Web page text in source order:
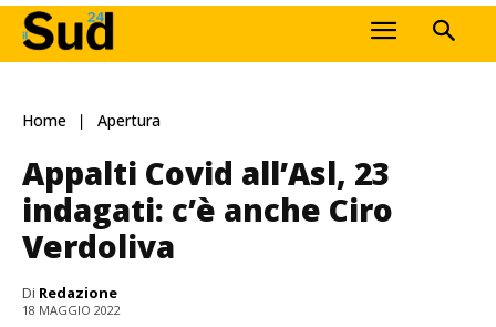
Home Apertura
Appalti Covid all’Asl, 23
indagati: c’è anche Ciro
Verdoliva
Di Redazione
18 MAGGIO 2022